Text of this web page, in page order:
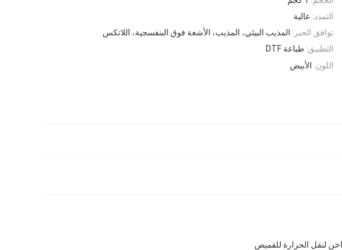
التمدد: عالية
توافق الحبر: المذيب البيئي، المذيب، الأشعة فوق البنفسجية، اللاتكس
التطبيق: طباعة DTF
اللون: الأبيض